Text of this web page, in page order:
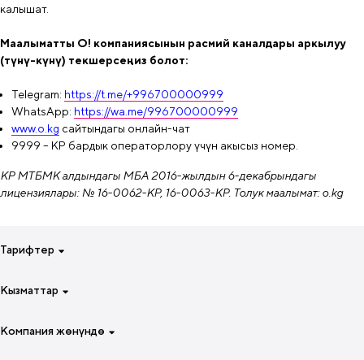
калышат.
Маалыматты О! компаниясынын расмий каналдары аркылуу
(түнү-күнү) текшерсеңиз болот:
Telegram: https://t.me/+996700000999
WhatsApp: https://wa.me/996700000999
www.o.kg сайтындагы онлайн-чат
9999 – КР бардык операторлору үчүн акысыз номер.
КР МТБМК алдындагы МБА 2016-жылдын 6-декабрындагы
лицензиялары: № 16-0062-КР, 16-0063-КР. Толук маалымат: o.kg
Тарифтер
Смартфонуң үчүн 4 жумага
Чалуулар жана интернет үчүн
Кызматтар
Компания жөнүндө